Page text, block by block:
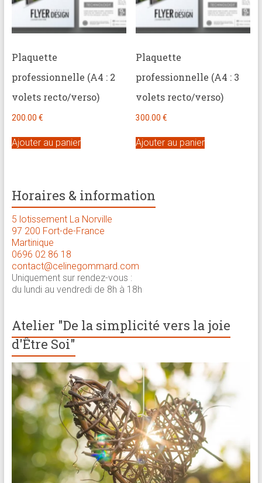
Plaquette
professionnelle (A4 : 2
volets recto/verso)
200.00 €
Ajouter au panier
Plaquette
professionnelle (A4 : 3
volets recto/verso)
300.00€
Ajouter au panier
Horaires & information
5 lotissement La Norville
97 200 Fort-de-France
Martinique
0696 02 86 18
contact@celinegommard.com
Uniquement sur rendez-vous :
du lundi au vendredi de 8h à 18h
Atelier "De la simplicité vers la joie
d'Être Soi"